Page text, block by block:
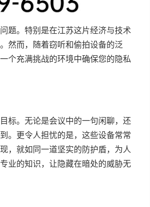
题。特别是在江苏这片经济与技术
然而，随着窃听和偷拍设备的泛
个充满挑战的环境中确保您的隐私
标。无论是会议中的一句闲聊，还
。更令人担忧的是，这些设备常常
，就如同一道坚实的防护盾，为人
业的知识，让隐藏在暗处的威胁无